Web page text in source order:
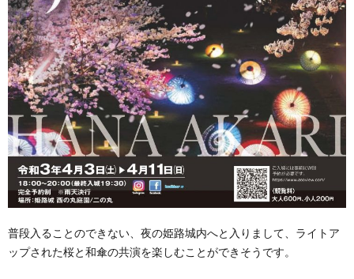
普段入ることのできない、夜の姫路城内へと入りまして、ライトア
ップされた桜と和傘の共演を楽しむことができそうです。